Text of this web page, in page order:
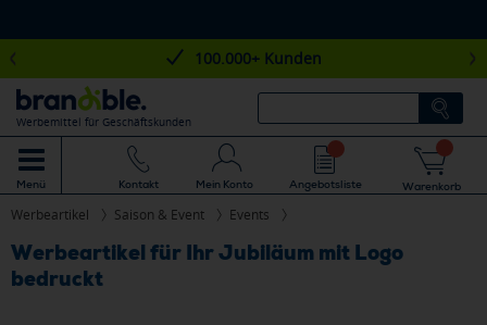
100.000+ Kunden
Werbemittel für Geschäftskunden
Menü Kontakt Mein Konto Angebotsliste Warenkorb
Werbeartikel Saison & Event Events
Werbeartikel für Ihr Jubiläum mit Logo
bedruckt